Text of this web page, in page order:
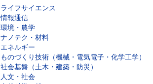
ライフサイエンス
情報通信
環境・農学
ナノテク・材料
エネルギー
ものづくり技術（機械・電気電子・化学工学）
社会基盤（土木・建築・防災）
人文・社会